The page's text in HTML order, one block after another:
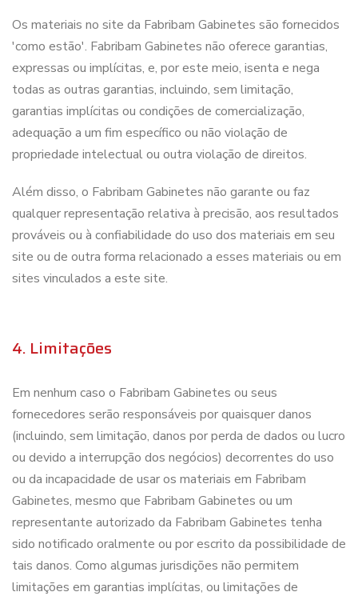
Os materiais no site da Fabribam Gabinetes são fornecidos
'como estão'. Fabribam Gabinetes não oferece garantias,
expressas ou implícitas, e, por este meio, isenta e nega
todas as outras garantias, incluindo, sem limitação,
garantias implícitas ou condições de comercialização,
adequação a um fim específico ou não violação de
propriedade intelectual ou outra violação de direitos.
Além disso, o Fabribam Gabinetes não garante ou faz
qualquer representação relativa à precisão, aos resultados
prováveis ou à confiabilidade do uso dos materiais em seu
site ou de outra forma relacionado a esses materiais ou em
sites vinculados a este site.
4. Limitações
Em nenhum caso o Fabribam Gabinetes ou seus
fornecedores serão responsáveis por quaisquer danos
(incluindo, sem limitação, danos por perda de dados ou lucro
ou devido a interrupção dos negócios) decorrentes do uso
ou da incapacidade de usar os materiais em Fabribam
Gabinetes, mesmo que Fabribam Gabinetes ou um
representante autorizado da Fabribam Gabinetes tenha
sido notificado oralmente ou por escrito da possibilidade de
tais danos. Como algumas jurisdições não permitem
limitações em garantias implícitas, ou limitações de